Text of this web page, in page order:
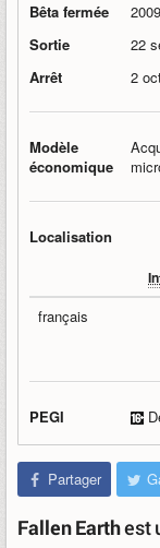
Bêta fermée
2009
Sortie
22
Arrêt
2
Modèle
économique
Localisation
français
PEGI
Partager
Fallen Earthest